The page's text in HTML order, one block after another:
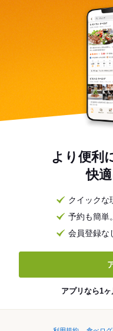
より便利
快
クイックな
予約も簡単
会員登録な
アプリなら1